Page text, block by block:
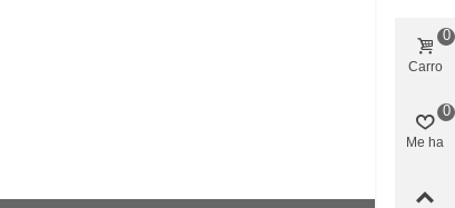
Carro
0
Me ha
0